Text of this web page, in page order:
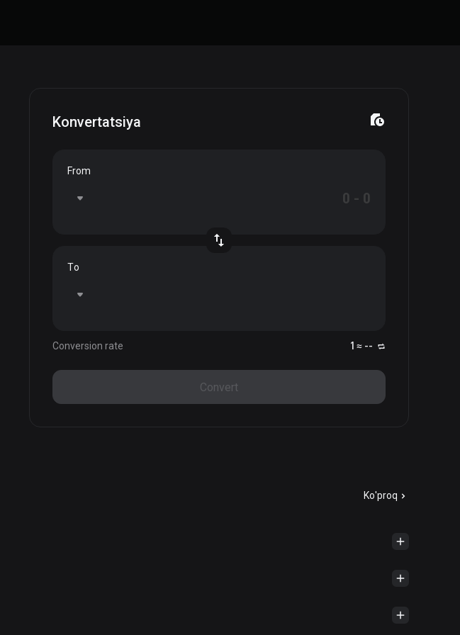
Konvertatsiya
From
To
Conversion rate 1 ≈ --
Convert
Ko'proq